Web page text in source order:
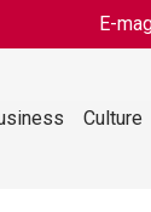
E-
Culture